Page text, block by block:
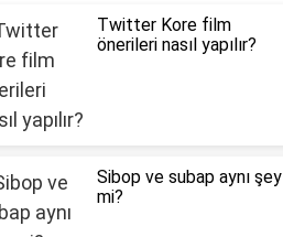
Twitter Kore film
önerileri nasıl yapılır?
Sibop ve subap aynı şey
mi?